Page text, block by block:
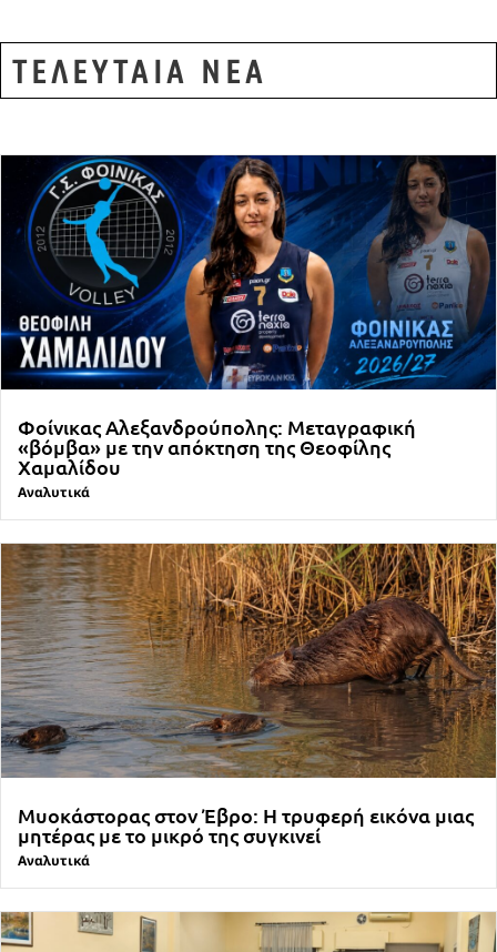
ΤΕΛΕΥΤΑΙΑ ΝΕΑ
Φοίνικας Αλεξανδρούπολης: Μεταγραφική
«βόμβα» με την απόκτηση της Θεοφίλης
Χαμαλίδου
Αναλυτικά
Μυοκάστορας στον Έβρο: Η τρυφερή εικόνα μιας
μητέρας με το μικρό της συγκινεί
Αναλυτικά